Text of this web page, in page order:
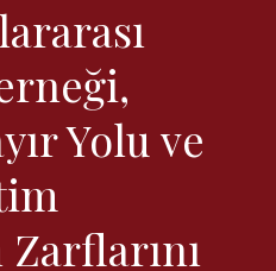
Yolu ve